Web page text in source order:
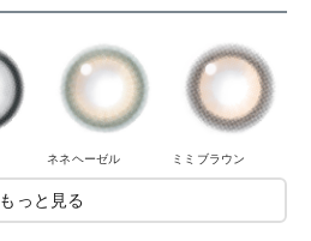
ネネヘーゼル ミミブラウン
もっと見る